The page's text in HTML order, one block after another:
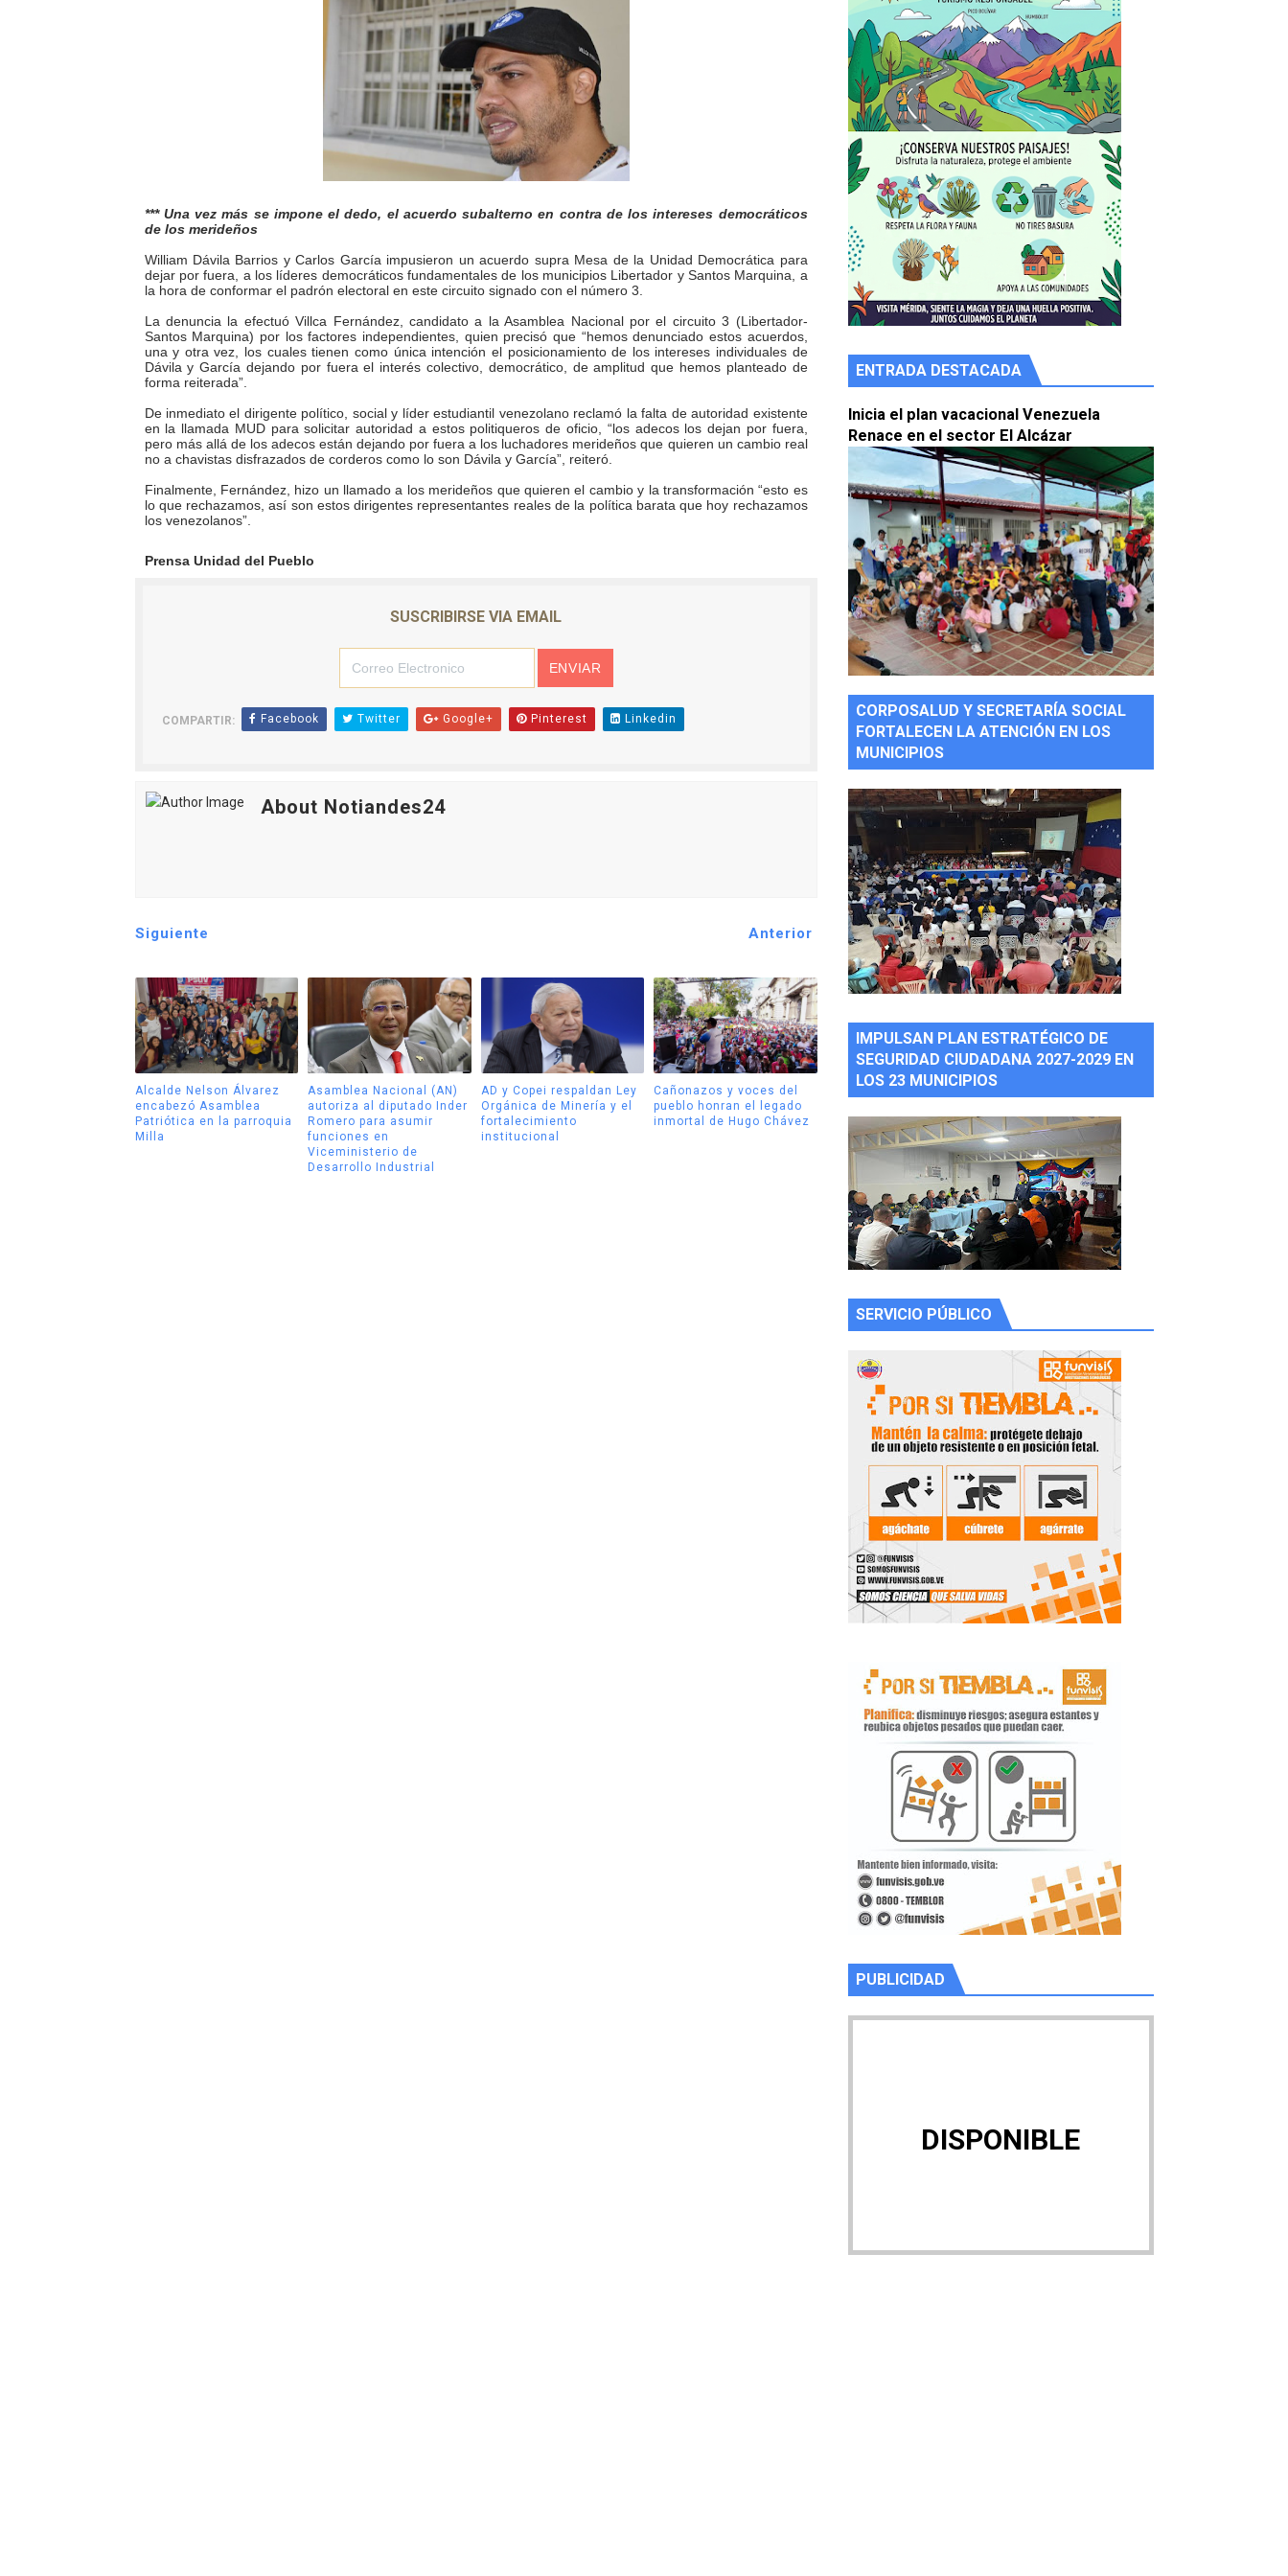
Fundacite Mérida dicta taller gratuito de electrónica básica para jóvenes
INN-Mérida celebró el Lacto grado para promover el inicio de una vida saludable
Impulsan plan estratégico de seguridad ciudadana 2027-2029 en los 23 municipios
Mérida impulsa desarrollo económico con taller de marcas y patentes
Niños de Estudiantes de Mérida sembraron 110 árboles en su sede
Corposalud y Secretaría Social fortalecen la atención en los municipios
Inicia el plan vacacional Venezuela Renace en el sector El Alcázar
Entregan planta eléctrica para fortalecer la atención sanitaria en Ejido
Expertos inspeccionan espacios del OAN para la instalación del detector Cherenkov de agua
Dictan MasterClass en el marco del Encuentro LAGO Venezuela, edición Mérida
Campo Elías avanza con plan de asfaltado
Plan Quirúrgico Regional llega a Pueblo Llano con la activación de dos quirófanos
*** Una vez más se impone el dedo, el acuerdo subalterno en contra de los intereses democráticos
de los merideños
William Dávila Barrios y Carlos García impusieron un acuerdo supra Mesa de la Unidad Democrática para
dejar por fuera, a los líderes democráticos fundamentales de los municipios Libertador y Santos Marquina, a
la hora de conformar el padrón electoral en este circuito signado con el número 3.
La denuncia la efectuó Villca Fernández, candidato a la Asamblea Nacional por el circuito 3 (Libertador-
Santos Marquina) por los factores independientes, quien precisó que “hemos denunciado estos acuerdos,
una y otra vez, los cuales tienen como única intención el posicionamiento de los intereses individuales de
Dávila y García dejando por fuera el interés colectivo, democrático, de amplitud que hemos planteado de
forma reiterada”.
De inmediato el dirigente político, social y líder estudiantil venezolano reclamó la falta de autoridad existente
en la llamada MUD para solicitar autoridad a estos politiqueros de oficio, “los adecos los dejan por fuera,
pero más allá de los adecos están dejando por fuera a los luchadores merideños que quieren un cambio real
no a chavistas disfrazados de corderos como lo son Dávila y García”, reiteró.
Finalmente, Fernández, hizo un llamado a los merideños que quieren el cambio y la transformación “esto es
lo que rechazamos, así son estos dirigentes representantes reales de la política barata que hoy rechazamos
los venezolanos”.
Prensa Unidad del Pueblo
SUSCRIBIRSE VIA EMAIL
COMPARTIR: Facebook Twitter Google+ Pinterest Linkedin
About Notiandes24
Siguiente Anterior
Alcalde Nelson Álvarez
encabezó Asamblea
Patriótica en la parroquia
Milla
Asamblea Nacional (AN)
autoriza al diputado Inder
Romero para asumir
funciones en
Viceministerio de
Desarrollo Industrial
AD y Copei respaldan Ley
Orgánica de Minería y el
fortalecimiento
institucional
Cañonazos y voces del
pueblo honran el legado
inmortal de Hugo Chávez
ENTRADA DESTACADA
Inicia el plan vacacional Venezuela
Renace en el sector El Alcázar
CORPOSALUD Y SECRETARÍA SOCIAL
FORTALECEN LA ATENCIÓN EN LOS
MUNICIPIOS
IMPULSAN PLAN ESTRATÉGICO DE
SEGURIDAD CIUDADANA 2027-2029 EN
LOS 23 MUNICIPIOS
SERVICIO PÚBLICO
PUBLICIDAD
DISPONIBLE